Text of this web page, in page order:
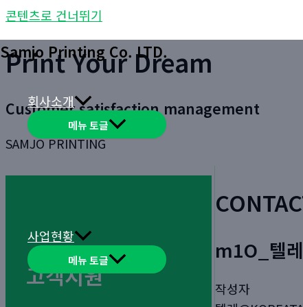
콘텐츠로 건너뛰기
Samjo Printing Co. LTD.
회사소개
메뉴 토글
사업현황
메뉴 토글
Print Your Dream
Customer satisfaction management
SAMJO PRINTING
고객지원
m1O_텔
작성자